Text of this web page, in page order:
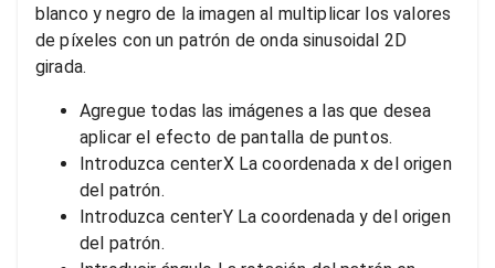
blanco y negro de la imagen al multiplicar los valores
de píxeles con un patrón de onda sinusoidal 2D
girada.
Agregue todas las imágenes a las que desea
aplicar el efecto de pantalla de puntos.
Introduzca centerX La coordenada x del origen
del patrón.
Introduzca centerY La coordenada y del origen
del patrón.